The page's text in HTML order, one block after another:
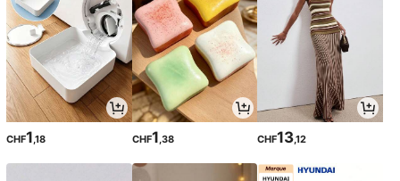
CHF1 ,18 CHF1 ,38 CHF13,12